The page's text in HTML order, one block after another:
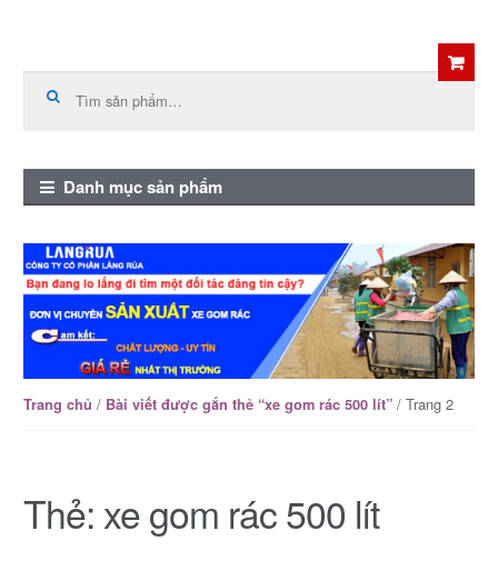
navigation
content
kiếm:
Danh mục sản phẩm
Trang chủ / Bài viết được gắn thẻ “xe gom rác 500 lít”/ Trang 2
Thẻ:xe gom rác 500 lít